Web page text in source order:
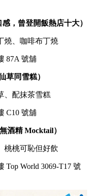
，曾登開飯熱店十大）
燒、咖啡布丁燒
87A 號舖
草同雪糕）
、配抹茶雪糕
C10 號舖
酒精 Mocktail）
桃桃可恥但好飲
Top World 3069-T17 號